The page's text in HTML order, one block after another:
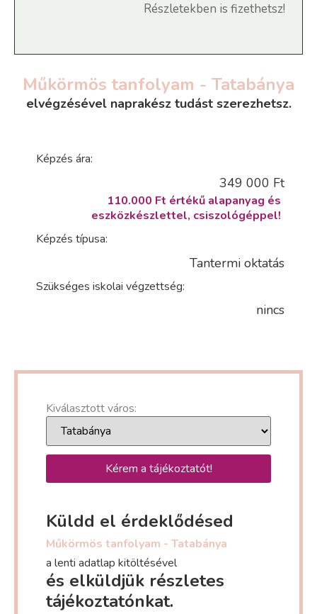
Részletekben is fizethetsz!
Műkörmös tanfolyam - Tatabánya
elvégzésével naprakész tudást szerezhetsz.
Képzés ára:
349 000 Ft
110.000 Ft értékű alapanyag és
eszközkészlettel, csiszológéppel!
Képzés típusa:
Tantermi oktatás
Szükséges iskolai végzettség:
nincs
Kiválasztott város:
Kérem a tájékoztatót!
Küldd el érdeklődésed
Műkörmös tanfolyam - Tatabánya
a lenti adatlap kitöltésével
és elküldjük részletes
tájékoztatónkat.